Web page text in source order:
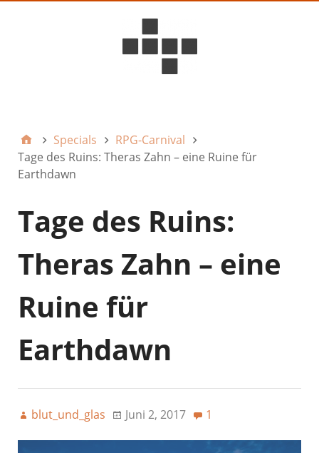
Specials
RPG-Carnival
Tage des Ruins: Theras Zahn – eine Ruine für
Earthdawn
Tage des Ruins:
Theras Zahn – eine
Ruine für
Earthdawn
blut_und_glas Juni 2, 2017 1